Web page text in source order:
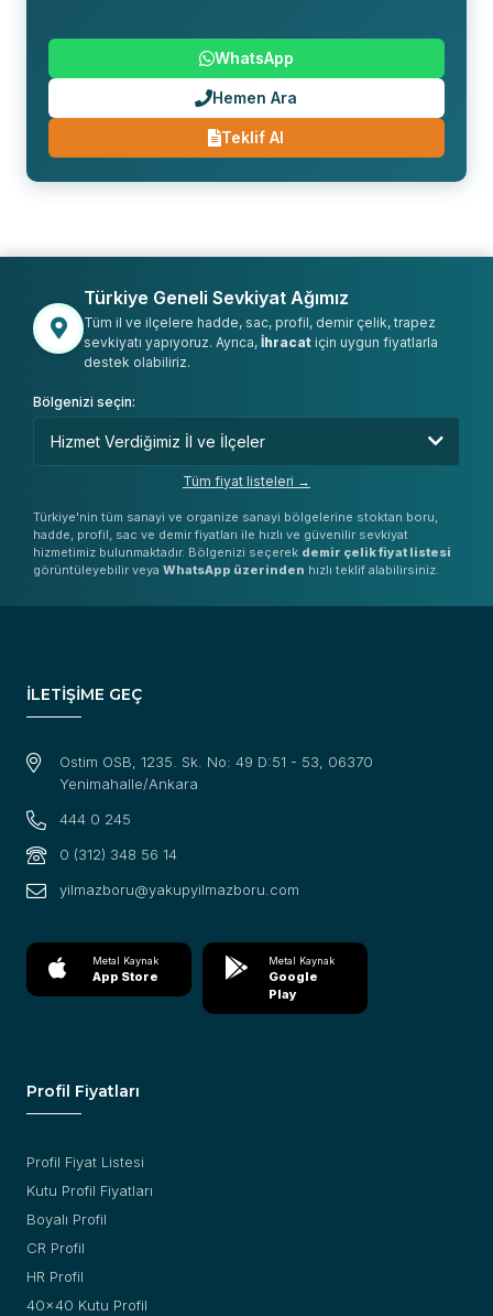
WhatsApp
Hemen Ara
Teklif Al
Türkiye Geneli Sevkiyat Ağımız
Tüm il ve ilçelere hadde, sac, profil, demir çelik, trapez
sevkiyatı yapıyoruz. Ayrıca, İhracat için uygun fiyatlarla
destek olabiliriz.
Bölgenizi seçin:
Tüm fiyat listeleri →
Türkiye'nin tüm sanayi ve organize sanayi bölgelerine stoktan boru,
hadde, profil, sac ve demir fiyatları ile hızlı ve güvenilir sevkiyat
hizmetimiz bulunmaktadır. Bölgenizi seçerek demir çelik fiyat listesi
görüntüleyebilir veya WhatsApp üzerinden hızlı teklif alabilirsiniz.
İLETİŞİME GEÇ
Ostim OSB, 1235. Sk. No: 49 D:51 - 53, 06370
Yenimahalle/Ankara
444 0 245
0 (312) 348 56 14
yilmazboru@yakupyilmazboru.com
Metal Kaynak
App Store
Metal Kaynak
Google
Play
Profil Fiyatları
Profil Fiyat Listesi
Kutu Profil Fiyatları
Boyalı Profil
CR Profil
HR Profil
40x40 Kutu Profil